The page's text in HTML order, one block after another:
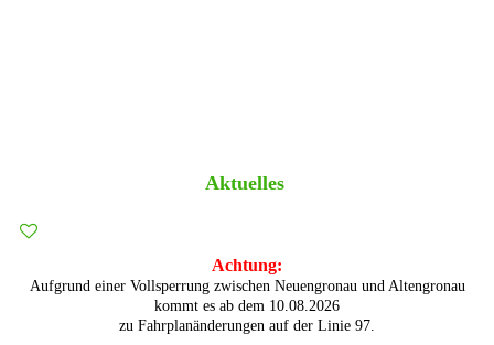
Aktuelles
Achtung:
Aufgrund einer Vollsperrung zwischen Neuengronau und Altengronau
kommt es ab dem 10.08.2026
zu Fahrplanänderungen auf der Linie 97.